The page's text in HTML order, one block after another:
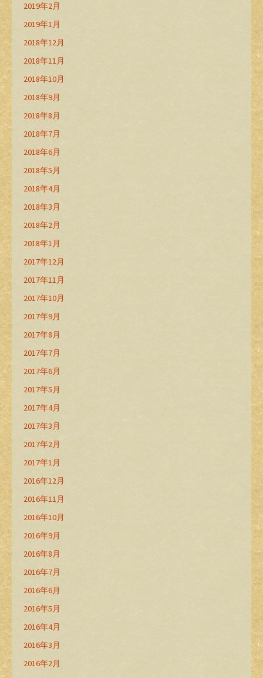
2019年2月
2019年1月
2018年12月
2018年11月
2018年10月
2018年9月
2018年8月
2018年7月
2018年6月
2018年5月
2018年4月
2018年3月
2018年2月
2018年1月
2017年12月
2017年11月
2017年10月
2017年9月
2017年8月
2017年7月
2017年6月
2017年5月
2017年4月
2017年3月
2017年2月
2017年1月
2016年12月
2016年11月
2016年10月
2016年9月
2016年8月
2016年7月
2016年6月
2016年5月
2016年4月
2016年3月
2016年2月